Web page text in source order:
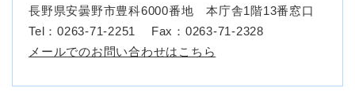
長野県安曇野市豊科6000番地 本庁舎1階13番窓口
Tel：0263-71-2251
Fax：0263-71-2328
メールでのお問い合わせはこちら